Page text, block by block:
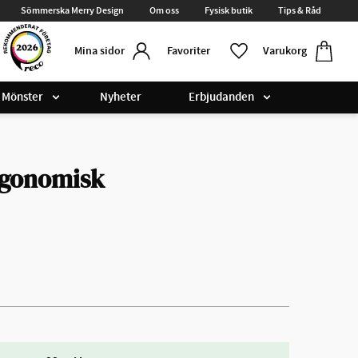
Sömmerska Merry Design Om oss Fysisk butik Tips & Råd
Mina sidor Favoriter Varukorg
Favoriter
Mönster Nyheter Erbjudanden